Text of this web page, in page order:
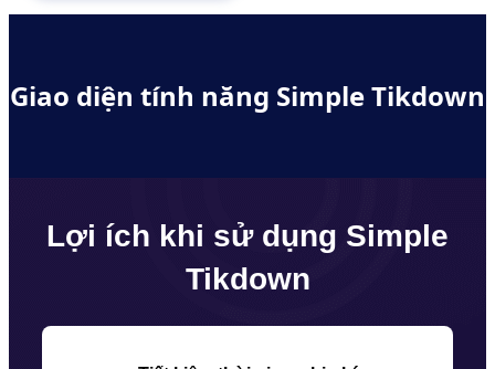
Giao diện tính năng Simple Tikdown
Lợi ích khi sử dụng Simple
Tikdown